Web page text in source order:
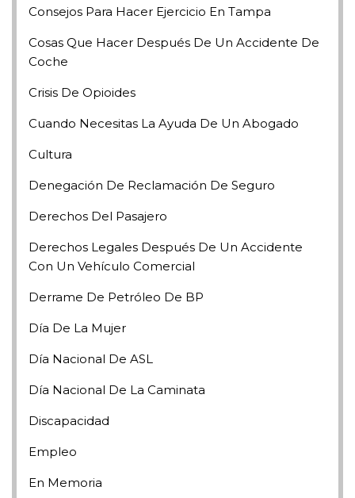
Consejos Para Hacer Ejercicio En Tampa
Cosas Que Hacer Después De Un Accidente De
Coche
Crisis De Opioides
Cuando Necesitas La Ayuda De Un Abogado
Cultura
Denegación De Reclamación De Seguro
Derechos Del Pasajero
Derechos Legales Después De Un Accidente
Con Un Vehículo Comercial
Derrame De Petróleo De BP
Día De La Mujer
Día Nacional De ASL
Día Nacional De La Caminata
Discapacidad
Empleo
En Memoria